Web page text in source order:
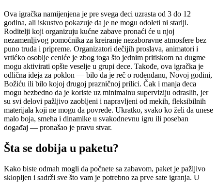
Ova igračka namijenjena je pre svega deci uzrasta od 3 do 12
godina, ali iskustvo pokazuje da je ne mogu odoleti ni stariji.
Roditelji koji organizuju kućne zabave pronaći će u njoj
nezamenljivog pomoćnika za kreiranje nezaboravne atmosfere bez
puno truda i pripreme. Organizatori dečijih proslava, animatori i
vrtićko osoblje ceniće je zbog toga što jednim pritiskom na dugme
mogu aktivirati opšte veselje u grupi dece. Takođe, ova igračka je
odlična ideja za poklon — bilo da je reč o rođendanu, Novoj godini,
Božiću ili bilo kojoj drugoj prazničnoj prilici. Čak i manja deca
mogu bezbedno da je koriste uz minimalnu superviziju odraslih, jer
su svi delovi pažljivo zaobljeni i napravljeni od mekih, fleksibilnih
materijala koji ne mogu da povrede. Ukratko, svako ko želi da unese
malo boja, smeha i dinamike u svakodnevnu igru ili poseban
događaj — pronašao je pravu stvar.
Šta se dobija u paketu?
Kako biste odmah mogli da počnete sa zabavom, paket je pažljivo
sklopljen i sadrži sve što vam je potrebno za prve sate igranja. U